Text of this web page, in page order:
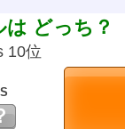
どっち？
10位